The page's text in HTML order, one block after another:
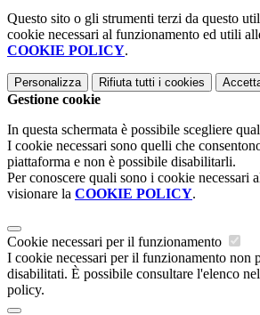
Questo sito o gli strumenti terzi da questo
cookie necessari al funzionamento ed utili
COOKIE POLICY.
Personalizza Rifiuta tutti i cookies
Gestione cookie
In questa schermata è possibile scegliere
I cookie necessari sono quelli che
piattaforma e non è possibile disabilitarli.
Per conoscere quali sono i cookie necessari
visionare la COOKIE POLICY.
Cookie necessari per il funzionamento
I cookie necessari per il funzionamento non
disabilitati. È possibile consultare l'elenco
policy.